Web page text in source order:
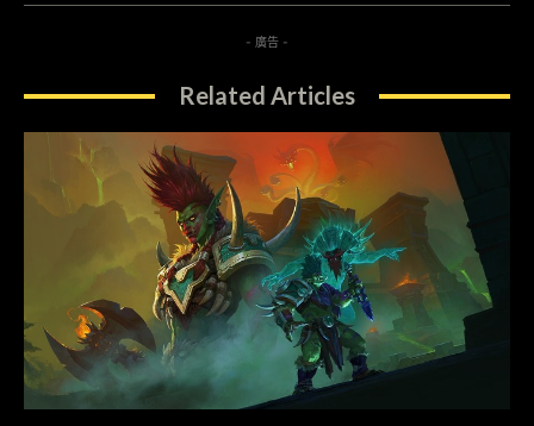
- 廣告 -
Related Articles